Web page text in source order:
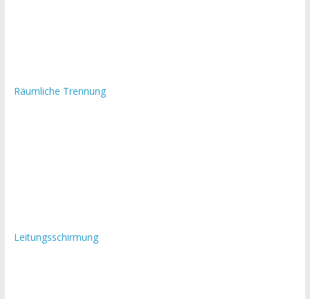
Räumliche Trennung
Leitungsschirmung